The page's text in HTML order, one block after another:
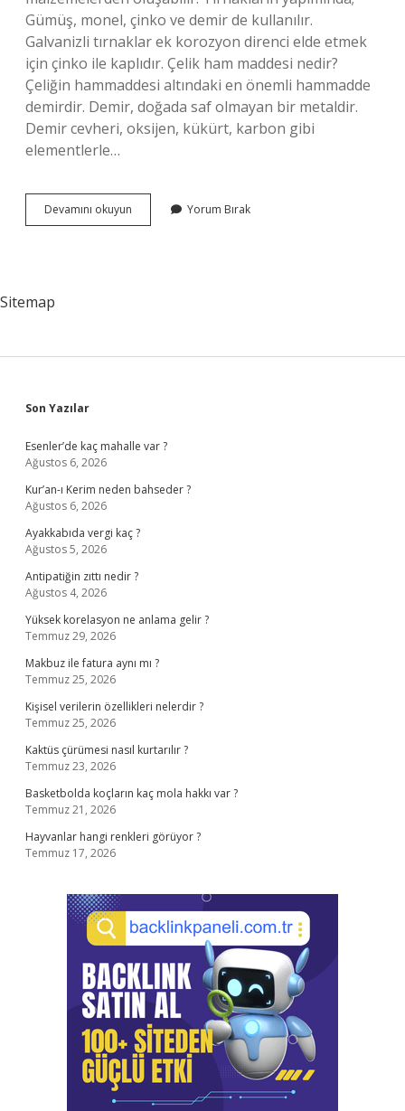
Gümüş, monel, çinko ve demir de kullanılır.
Galvanizli tırnaklar ek korozyon direnci elde etmek
için çinko ile kaplıdır. Çelik ham maddesi nedir?
Çeliğin hammaddesi altındaki en önemli hammadde
demirdir. Demir, doğada saf olmayan bir metaldir.
Demir cevheri, oksijen, kükürt, karbon gibi
elementlerle…
Devamını okuyun
Ham
Yorum Bırak
Sitemap
Sidebar
Son Yazılar
Esenler’de kaç mahalle var ?
Ağustos 6, 2026
Kur’an-ı Kerim neden bahseder ?
Ağustos 6, 2026
Ayakkabıda vergi kaç ?
Ağustos 5, 2026
Antipatiğin zıttı nedir ?
Ağustos 4, 2026
Yüksek korelasyon ne anlama gelir ?
Temmuz 29, 2026
Makbuz ile fatura aynı mı ?
Temmuz 25, 2026
Kişisel verilerin özellikleri nelerdir ?
Temmuz 25, 2026
Kaktüs çürümesi nasıl kurtarılır ?
Temmuz 23, 2026
Basketbolda koçların kaç mola hakkı var ?
Temmuz 21, 2026
Hayvanlar hangi renkleri görüyor ?
Temmuz 17, 2026